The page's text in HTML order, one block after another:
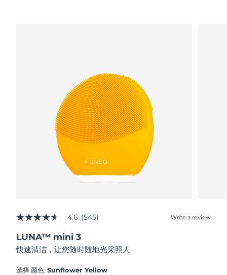
4.6
of
5
stars,
rating
4.6 (545) Write a review
LUNA™ mini 3
快速清洁，让您随时随地光采照人
选择 颜色:Sunflower Yellow